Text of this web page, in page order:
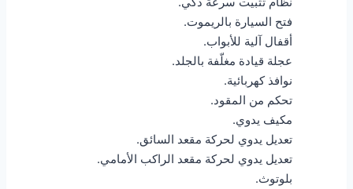
فتح السيارة بالريموت.
أقفال آلية للأبواب.
عجلة قيادة مغلّفة بالجلد.
نوافذ كهربائية.
تحكم من المقود.
مكيف يدوي.
تعديل يدوي لحركة مقعد السائق.
تعديل يدوي لحركة مقعد الراكب الأمامي.
بلوتوث.